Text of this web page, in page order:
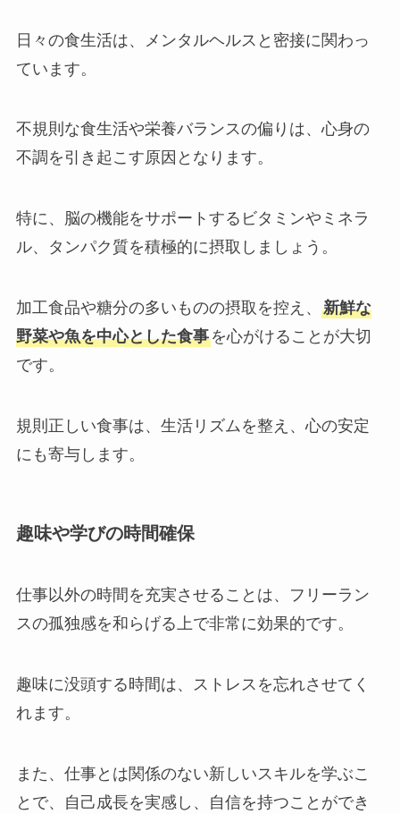
日々の食生活は、メンタルヘルスと密接に関わっ
ています。
不規則な食生活や栄養バランスの偏りは、心身の
不調を引き起こす原因となります。
特に、脳の機能をサポートするビタミンやミネラ
ル、タンパク質を積極的に摂取しましょう。
加工食品や糖分の多いものの摂取を控え、 新鮮な
野菜や魚を中心とした食事を心がけることが大切
です。
規則正しい食事は、生活リズムを整え、心の安定
にも寄与します。
趣味や学びの時間確保
仕事以外の時間を充実させることは、フリーラン
スの孤独感を和らげる上で非常に効果的です。
趣味に没頭する時間は、ストレスを忘れさせてく
れます。
また、仕事とは関係のない新しいスキルを学ぶこ
とで、自己成長を実感し、自信を持つことができ